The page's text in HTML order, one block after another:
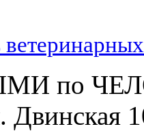
по
Двинская